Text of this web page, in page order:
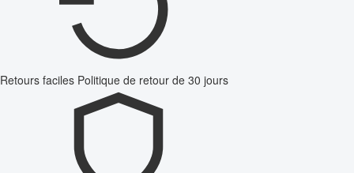
Retours faciles Politique de retour de 30 jours